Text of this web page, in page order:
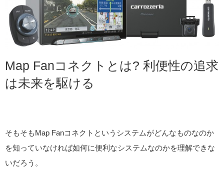
Map Fanコネクトとは? 利便性の追求
は未来を駆ける
そもそもMap Fanコネクトというシステムがどんなものなのか
を知っていなければ如何に便利なシステムなのかを理解できな
いだろう。